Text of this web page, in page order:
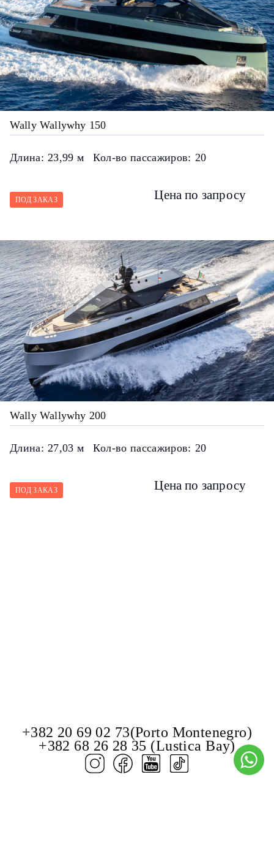
Wally Wallywhy 150
Длина: 23,99 м Кол-во пассажиров: 20
ПОД ЗАКАЗ Цена по запросу
Wally Wallywhy 200
Длина: 27,03 м Кол-во пассажиров: 20
ПОД ЗАКАЗ Цена по запросу
+382 20 69 02 73(Porto Montenegro)
+382 68 26 28 35 (Lustica Bay)